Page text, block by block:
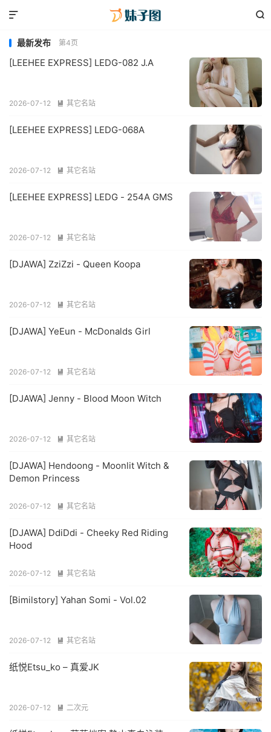


最新发布 第4页
[LEEHEE EXPRESS] LEDG-082 J.A
2026-07-12  其它名站
[LEEHEE EXPRESS] LEDG-068A
2026-07-12  其它名站
[LEEHEE EXPRESS] LEDG - 254A GMS
2026-07-12  其它名站
[DJAWA] ZziZzi - Queen Koopa
2026-07-12  其它名站
[DJAWA] YeEun - McDonalds Girl
2026-07-12  其它名站
[DJAWA] Jenny - Blood Moon Witch
2026-07-12  其它名站
[DJAWA] Hendoong - Moonlit Witch &
Demon Princess
2026-07-12  其它名站
[DJAWA] DdiDdi - Cheeky Red Riding
Hood
2026-07-12  其它名站
[Bimilstory] Yahan Somi - Vol.02
2026-07-12  其它名站
纸悦Etsu_ko – 真爱JK
2026-07-12  二次元